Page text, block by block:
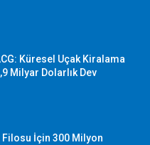
Küresel Uçak Kiralama
Milyar Dolarlık Dev
Filosu İçin 300 Milyon